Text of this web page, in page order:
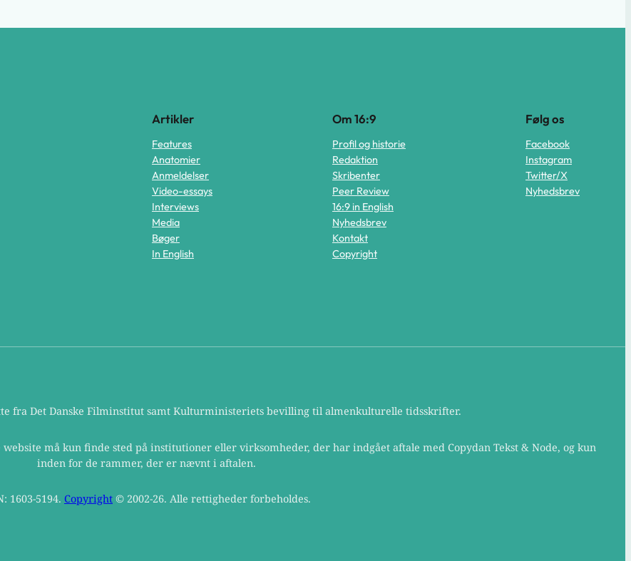
Artikler
Features
Anatomier
Anmeldelser
Video-essays
Interviews
Media
Bøger
In English
Om 16:9
Profil og historie
Redaktion
Skribenter
Peer Review
16:9 in English
Nyhedsbrev
Kontakt
Copyright
Følg os
Facebook
Instagram
Twitter/X
Nyhedsbrev
fra Det Danske Filminstitut samt Kulturministeriets bevilling til almenkulturelle tidsskrifter.
må kun finde sted på institutioner eller virksomheder, der har indgået aftale med Copydan Tekst & Node, og kun
inden for de rammer, der er nævnt i aftalen.
1603-5194. Copyright © 2002-26. Alle rettigheder forbeholdes.